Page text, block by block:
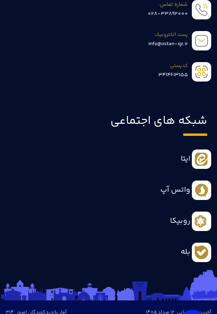
شماره تماس:
028-33892000
پست الکترونیک:
info@ostan-qz.ir
کدپستی:
3414613155
شبکه های اجتماعی
ایتا
واتس آپ
روبیکا
بله